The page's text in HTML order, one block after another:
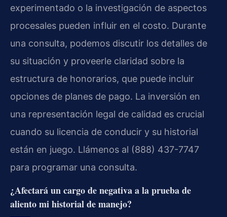
experimentado o la investigación de aspectos
procesales pueden influir en el costo. Durante
una consulta, podemos discutir los detalles de
su situación y proveerle claridad sobre la
estructura de honorarios, que puede incluir
opciones de planes de pago. La inversión en
una representación legal de calidad es crucial
cuando su licencia de conducir y su historial
están en juego. Llámenos al (888) 437-7747
para programar una consulta.
¿Afectará un cargo de negativa a la prueba de
aliento mi historial de manejo?